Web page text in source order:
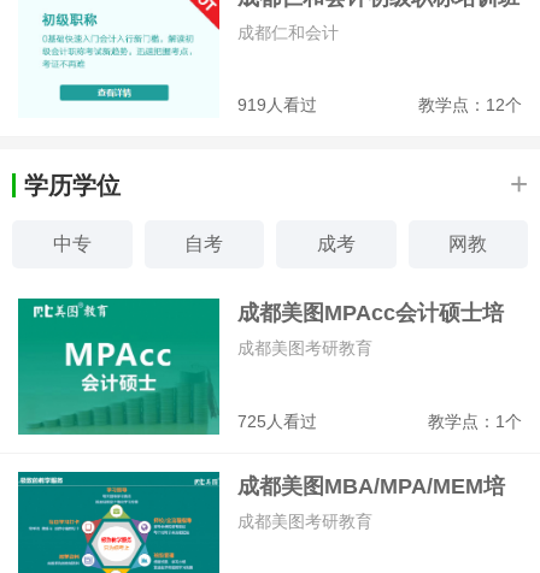
919人看过 教学点：12个
成都仁和会计
学历学位 +
中专 自考 成考 网教
电大 在职研 研修班 MBA
成都美图MPAcc会计硕士培
训班
725人看过 教学点：1个
成都美图考研教育
成都美图MBA/MPA/MEM培
训班
成都美图考研教育